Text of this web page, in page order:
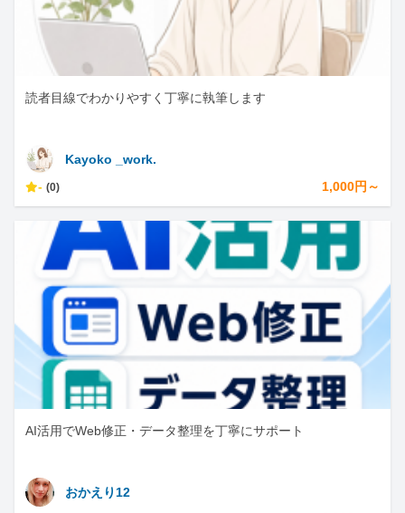
読者目線でわかりやすく丁寧に執筆します
Kayoko _work.
- (0) 1,000円～
AI活用でWeb修正・データ整理を丁寧にサポート
おかえり12